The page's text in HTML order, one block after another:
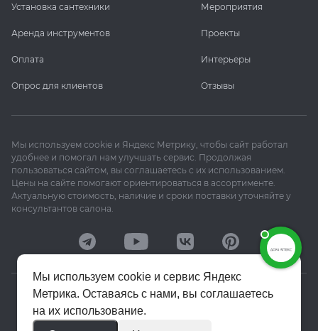
Установка сантехники
Аренда инструментов
Оплата
Опрос для клиентов
Мероприятия
Проекты
Интерьеры
Отзывы
Мы используем cookie и Яндекс Метрику, чтобы сайт работал
удобнее и помогал нам улучшать сервис. Продолжая
пользоваться сайтом, вы соглашаетесь с их использованием.
Цены на сайте помогают ориентироваться в ассортименте.
Актуальную стоимость, наличие и сроки поставки уточняйте у
консультантов салона.
© 2020–2026 «Апекс»
Политика конфиденциальности
Мы используем cookie и сервис Яндекс
Метрика. Оставаясь с нами, вы соглашаетесь
на их использование.